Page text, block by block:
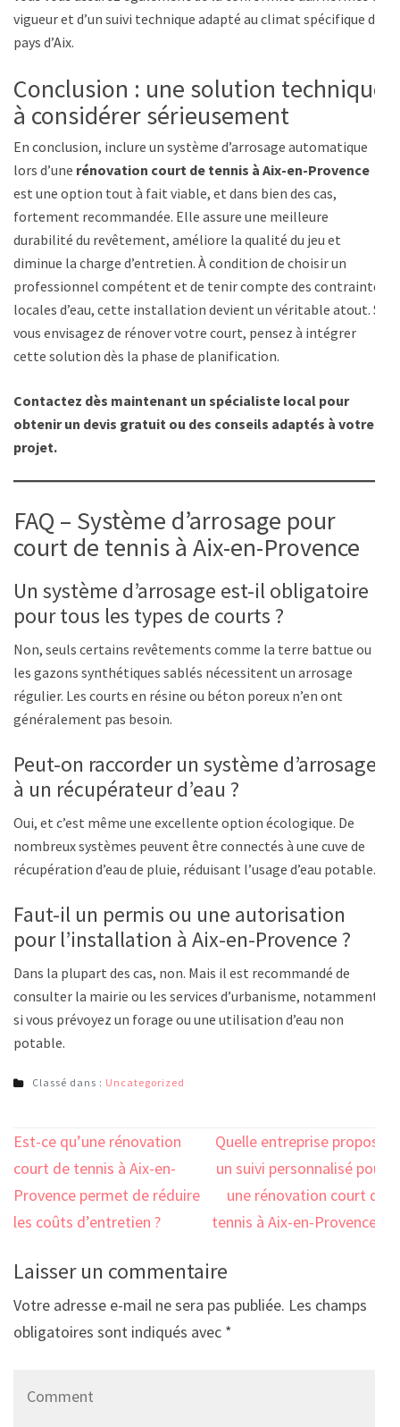
vigueur et d’un suivi technique adapté au climat spécifique du
pays d’Aix.
Conclusion : une solution technique
à considérer sérieusement
En conclusion, inclure un système d’arrosage automatique
lors d’une rénovation court de tennis à Aix-en-Provence
est une option tout à fait viable, et dans bien des cas,
fortement recommandée. Elle assure une meilleure
durabilité du revêtement, améliore la qualité du jeu et
diminue la charge d’entretien. À condition de choisir un
professionnel compétent et de tenir compte des contraintes
locales d’eau, cette installation devient un véritable atout. Si
vous envisagez de rénover votre court, pensez à intégrer
cette solution dès la phase de planification.
Contactez dès maintenant un spécialiste local pour
obtenir un devis gratuit ou des conseils adaptés à votre
projet.
FAQ – Système d’arrosage pour
court de tennis à Aix-en-Provence
Un système d’arrosage est-il obligatoire
pour tous les types de courts ?
Non, seuls certains revêtements comme la terre battue ou
les gazons synthétiques sablés nécessitent un arrosage
régulier. Les courts en résine ou béton poreux n’en ont
généralement pas besoin.
Peut-on raccorder un système d’arrosage
à un récupérateur d’eau ?
Oui, et c’est même une excellente option écologique. De
nombreux systèmes peuvent être connectés à une cuve de
récupération d’eau de pluie, réduisant l’usage d’eau potable.
Faut-il un permis ou une autorisation
pour l’installation à Aix-en-Provence ?
Dans la plupart des cas, non. Mais il est recommandé de
consulter la mairie ou les services d’urbanisme, notamment
si vous prévoyez un forage ou une utilisation d’eau non
potable.
Classé dans : Uncategorized
Navigation
de
l’article
Est-ce qu’une rénovation
court de tennis à Aix-en-
Provence permet de réduire
les coûts d’entretien ?
Quelle entreprise propose
un suivi personnalisé pour
une rénovation court de
tennis à Aix-en-Provence ?
Laisser un commentaire
Votre adresse e-mail ne sera pas publiée. Les champs
obligatoires sont indiqués avec *